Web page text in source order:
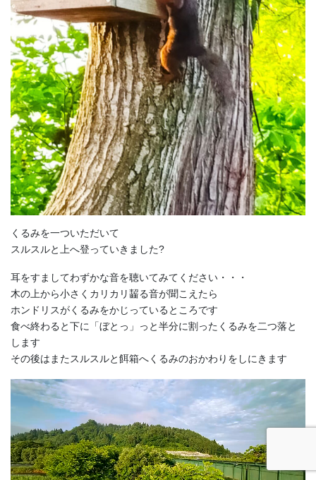
くるみを一ついただいて
スルスルと上へ登っていきました?
耳をすましてわずかな音を聴いてみてください・・・
木の上から小さくカリカリ齧る音が聞こえたら
ホンドリスがくるみをかじっているところです
食べ終わると下に「ぼとっ」っと半分に割ったくるみを二つ落と
します
その後はまたスルスルと餌箱へくるみのおかわりをしにきます